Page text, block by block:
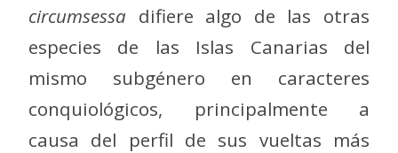
circumsessa difiere algo de las otras
especies de las Islas Canarias del
mismo subgénero en caracteres
conquiológicos, principalmente a
causa del perfil de sus vueltas más